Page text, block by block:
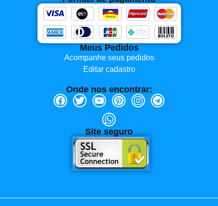
Meus Pedidos
Acompanhe seus pedidos
Editar cadastro
Onde nos encontrar:
Site seguro